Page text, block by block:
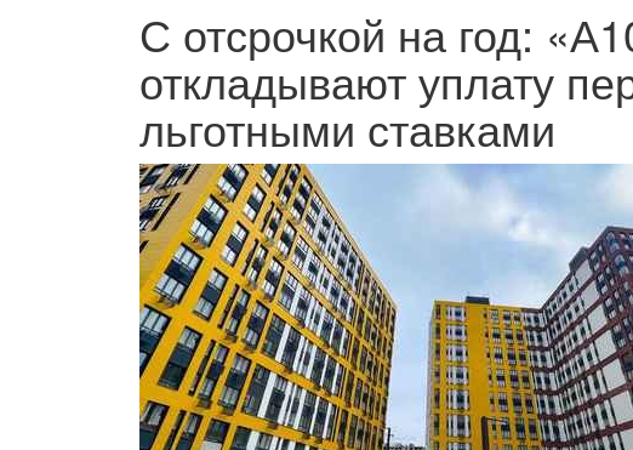
С отсрочкой на год:
откладывают уплату
льготными ставками